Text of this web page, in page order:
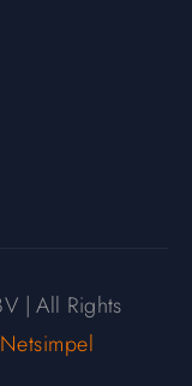
| All Rights
Netsimpel